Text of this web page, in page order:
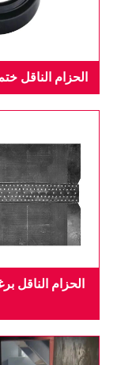
الحزام الناقل
الحزام الناقل